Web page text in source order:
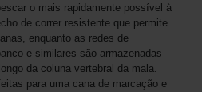
o mais rapidamente possível à
de correr resistente que permite
enquanto as redes de
e similares são armazenadas
da coluna vertebral da mala.
para uma cana de marcação e